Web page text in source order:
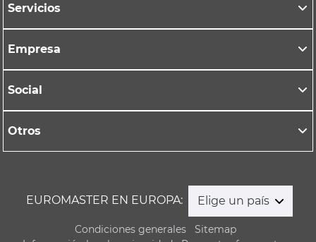
Servicios
Empresa
Social
Otros
EUROMASTER EN EUROPA: Elige un país
Condiciones generales
Sitemap